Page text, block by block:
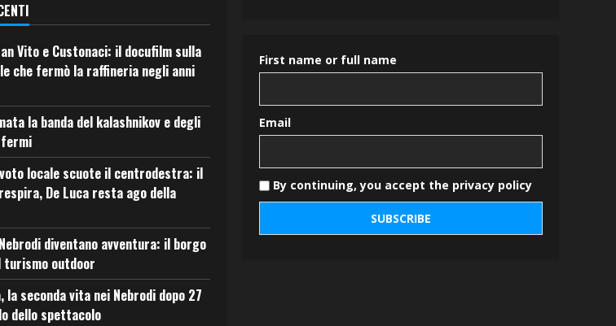
Vito e Custonaci: il docufilm sulla
che fermò la raffineria negli anni
la banda del kalashnikov e degli
locale scuote il centrodestra: il
De Luca resta ago della
diventano avventura: il borgo
turismo outdoor
la seconda vita nei Nebrodi dopo 27
dello spettacolo
First name or full name
Email
By continuing, you accept the privacy policy